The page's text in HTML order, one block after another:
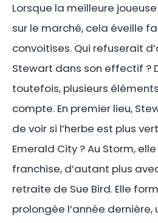
Lorsque la meilleure
sur le marché, cela éveille
convoitises. Qui refuserait
Stewart dans son effectif ?
toutefois, plusieurs
compte. En premier lieu,
de voir si l’herbe est plus
Emerald City ? Au Storm,
franchise, d’autant plus
retraite de Sue Bird. Elle
prolongée l’année dernière,